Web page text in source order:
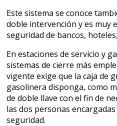
Este sistema se conoce
doble intervención y es muy
seguridad de bancos,
En estaciones de servicio y
sistemas de cierre más
vigente exige que la caja de
gasolinera disponga, como
de doble llave con el fin de
las dos personas
seguridad.